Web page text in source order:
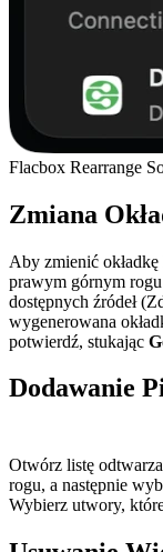
Flacbox Rearrange
Zmiana
Aby zmienić
prawym górnym
dostępnych źródeł
wygenerowana
potwierdź, stukając
Dodawanie
Otwórz listę
rogu, a następnie
Wybierz utwory,